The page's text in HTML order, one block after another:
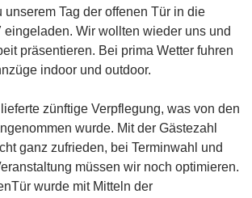
unserem Tag der offenen Tür in die
eingeladen. Wir wollten wieder uns und
präsentieren. Bei prima Wetter fuhren
indoor und outdoor.
zünftige Verpflegung, was von den
wurde. Mit der Gästezahl
ganz zufrieden, bei Terminwahl und
müssen wir noch optimieren.
wurde mit Mitteln der